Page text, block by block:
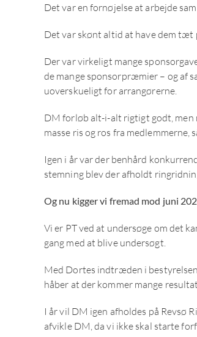
Det var en fornøjelse at arbejde
Det var skønt altid at have dem tæt
Der var virkeligt mange
de mange sponsorpræmier – og af
uoverskueligt for arrangørerne.
DM forløb alt-i-alt rigtigt godt, men
masse ris og ros fra medlemmerne,
Igen i år var der benhård
stemning blev der afholdt
Og nu kigger vi fremad mod juni
Vi er PT ved at undersøge om det
gang med at blive undersøgt.
Med Dortes indtræden i
håber at der kommer mange
I år vil DM igen afholdes på Revsø
afvikle DM, da vi ikke skal starte